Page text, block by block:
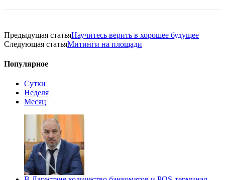
Предыдущая статьяНаучитесь верить в хорошее будущее
Следующая статьяМитинги на площади
Популярное
Сутки
Неделя
Месяц